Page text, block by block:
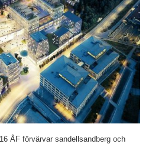
ÅF förvärvar sandellsandberg och